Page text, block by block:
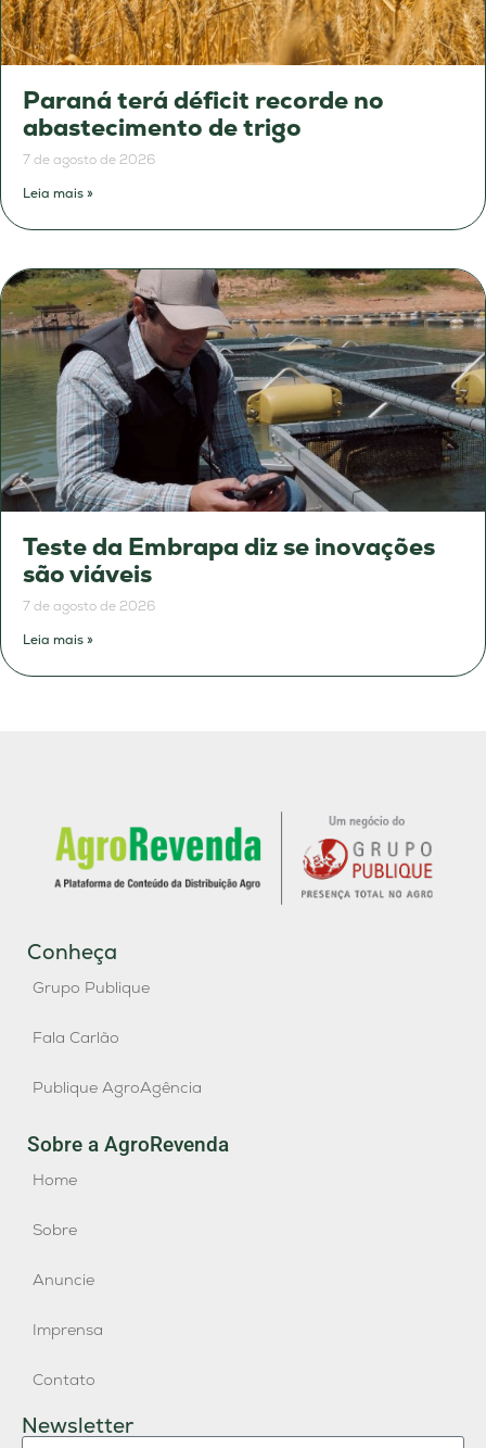
Paraná terá déficit recorde no
abastecimento de trigo
7 de agosto de 2026
Leia mais »
Teste da Embrapa diz se inovações
são viáveis
7 de agosto de 2026
Leia mais »
Conheça
Grupo Publique
Fala Carlão
Publique AgroAgência
Sobre a AgroRevenda
Home
Sobre
Anuncie
Imprensa
Contato
Newsletter